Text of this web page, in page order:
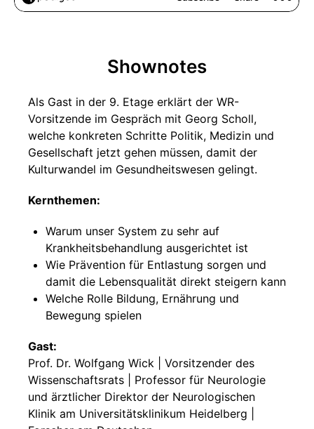
Shownotes
Als Gast in der 9. Etage erklärt der WR-
Vorsitzende im Gespräch mit Georg Scholl,
welche konkreten Schritte Politik, Medizin und
Gesellschaft jetzt gehen müssen, damit der
Kulturwandel im Gesundheitswesen gelingt.
Kernthemen:
Warum unser System zu sehr auf
Krankheitsbehandlung ausgerichtet ist
Wie Prävention für Entlastung sorgen und
damit die Lebensqualität direkt steigern kann
Welche Rolle Bildung, Ernährung und
Bewegung spielen
Gast:
Prof. Dr. Wolfgang Wick | Vorsitzender des
Wissenschaftsrats | Professor für Neurologie
und ärztlicher Direktor der Neurologischen
Klinik am Universitätsklinikum Heidelberg |